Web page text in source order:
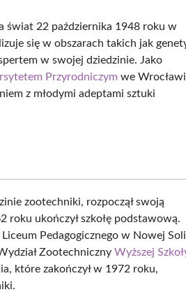
świat 22 października 1948 roku w
się w obszarach takich jak
w swojej dziedzinie. Jako
Przyrodniczym we
z młodymi adeptami sztuki
zootechniki, rozpoczął swoją
roku ukończył szkołę podstawową.
Pedagogicznego w Nowej
ZootechnicznyWyższej
które zakończył w 1972 roku,